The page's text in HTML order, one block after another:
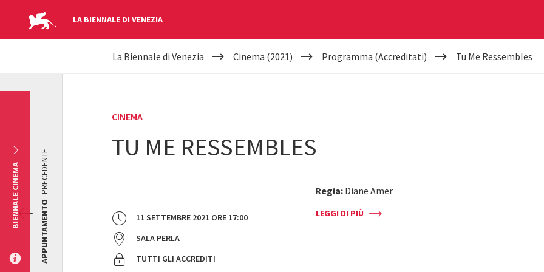
LA BIENNALE DI VENEZIA
YOUR
La Biennale di Venezia Cinema (2021) Programma (Accreditati) Tu Me Ressembles
CINEMA
TU ME RESSEMBLES
11 SETTEMBRE 2021 ORE 17:00
SALA PERLA
TUTTI GLI ACCREDITI
Regia: Diane Amer
LEGGI DI PIÙ
APPUNTAMENTO
PRECEDENTE
BIENNALE CINEMA